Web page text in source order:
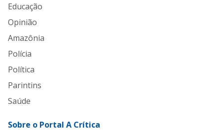
Educação
Opinião
Amazônia
Polícia
Política
Parintins
Saúde
Sobre o Portal A Crítica